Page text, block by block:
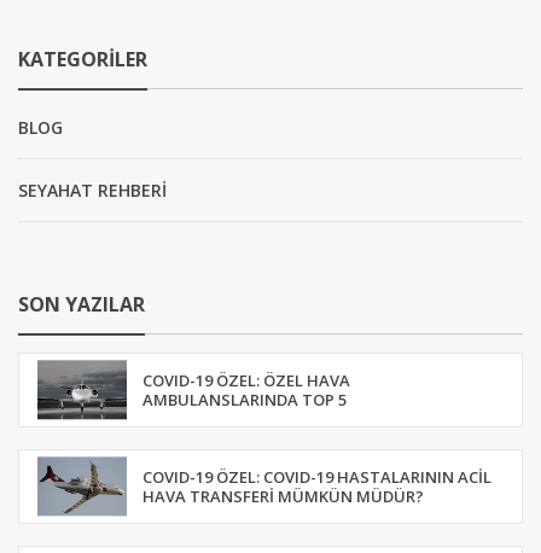
KATEGORILER
BLOG
SEYAHAT REHBERİ
SON YAZILAR
COVID-19 ÖZEL: ÖZEL HAVA
AMBULANSLARINDA TOP 5
COVID-19 ÖZEL: COVID-19 HASTALARININ ACIL
HAVA TRANSFERI MÜMKÜN MÜDÜR?